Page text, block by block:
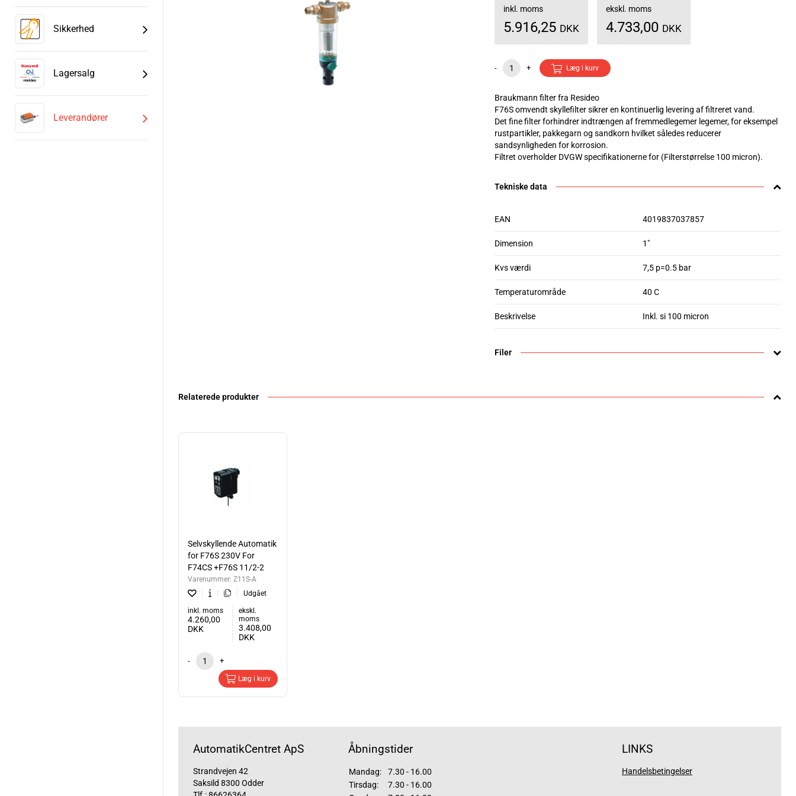
Sikkerhed
Lagersalg
Leverandører
inkl. moms
5.916,25 DKK
ekskl. moms
4.733,00 DKK
- + Læg i kurv
Braukmann filter fra Resideo
F76S omvendt skyllefilter sikrer en kontinuerlig levering af filtreret vand.
Det fine filter forhindrer indtrængen af fremmedlegemer legemer, for eksempel
rustpartikler, pakkegarn og sandkorn hvilket således reducerer
sandsynligheden for korrosion.
Filtret overholder DVGW specifikationerne for (Filterstørrelse 100 micron).
Tekniske data
EAN 4019837037857
Dimension 1"
Kvs værdi 7,5 p=0.5 bar
Temperaturområde 40 C
Beskrivelse Inkl. si 100 micron
Filer
Relaterede produkter
Selvskyllende Automatik
for F76S 230V For
F74CS +F76S 11/2-2
Varenummer: Z11S-A
Udgået
inkl. moms
4.260,00
DKK
ekskl.
moms
3.408,00
DKK
- +
Læg i kurv
AutomatikCentret ApS
Strandvejen 42
Saksild 8300 Odder
Åbningstider
Mandag:
7.30 - 16.00
Tirsdag:
7.30 - 16.00
LINKS
Handelsbetingelser